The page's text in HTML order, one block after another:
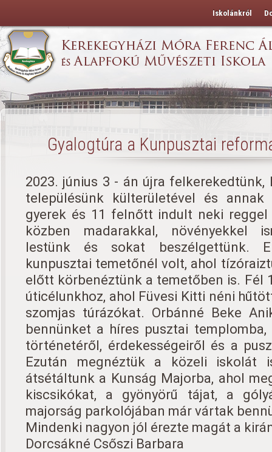
Iskolánkról
Gyalogtúra a Kunpusztai
2023. június 3 - án újra felkerekedtünk,
településünk külterületével és annak
gyerek és 11 felnőtt indult neki
közben madarakkal, növényekkel
lestünk és sokat beszélgettünk.
kunpusztai temetőnél volt, ahol
előtt körbenéztünk a temetőben is. Fél
úticélunkhoz, ahol Füvesi Kitti néni
szomjas túrázókat. Orbánné Beke
bennünket a híres pusztai
történetéről, érdekességeiről és a
Ezután megnéztük a közeli iskolát
átsétáltunk a Kunság Majorba, ahol
kiscsikókat, a gyönyörű tájat, a
majorság parkolójában már vártak
Mindenki nagyon jól érezte magát a
Dorcsákné Csőszi Barbara